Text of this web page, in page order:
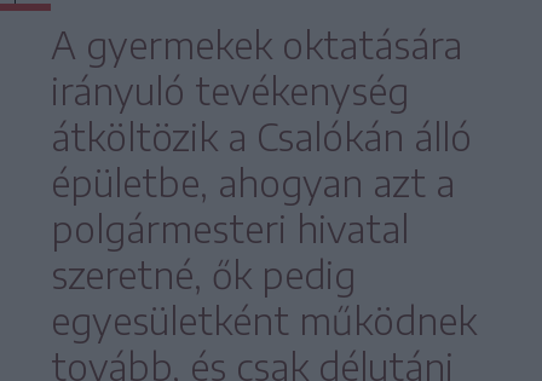
A gyermekek oktatására
irányuló tevékenység
átköltözik a Csalókán álló
épületbe, ahogyan azt a
polgármesteri hivatal
szeretné, ők pedig
egyesületként működnek
tovább, és csak délutáni